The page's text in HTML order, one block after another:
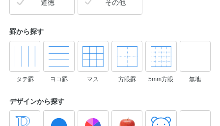
道徳 その他
罫から探す
タテ罫 ヨコ罫 マス 方眼罫 5mm方眼 無地
デザインから探す